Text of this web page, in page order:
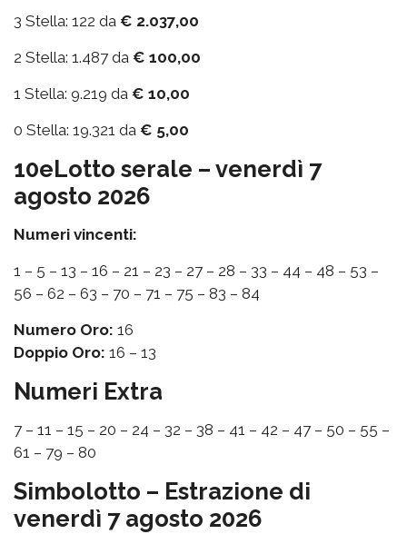
3 Stella: 122 da € 2.037,00
2 Stella: 1.487 da € 100,00
1 Stella: 9.219 da € 10,00
0 Stella: 19.321 da € 5,00
10eLotto serale – venerdì 7
agosto 2026
Numeri vincenti:
1 – 5 – 13 – 16 – 21 – 23 – 27 – 28 – 33 – 44 – 48 – 53 –
56 – 62 – 63 – 70 – 71 – 75 – 83 – 84
Numero Oro: 16
Doppio Oro: 16 – 13
Numeri Extra
7 – 11 – 15 – 20 – 24 – 32 – 38 – 41 – 42 – 47 – 50 – 55 –
61 – 79 – 80
Simbolotto – Estrazione di
venerdì 7 agosto 2026